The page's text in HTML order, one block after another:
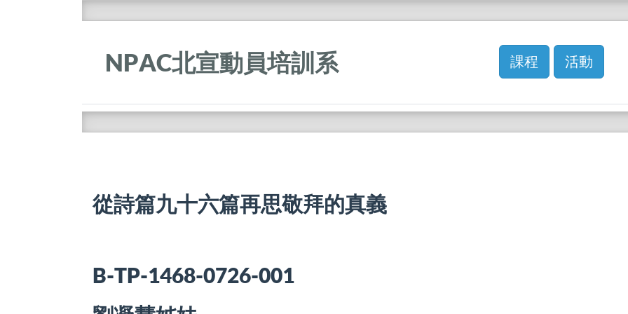
NPAC北宣動員培訓系 課程 活動
從詩篇九十六篇再思敬拜的真義
B-TP-1468-0726-001